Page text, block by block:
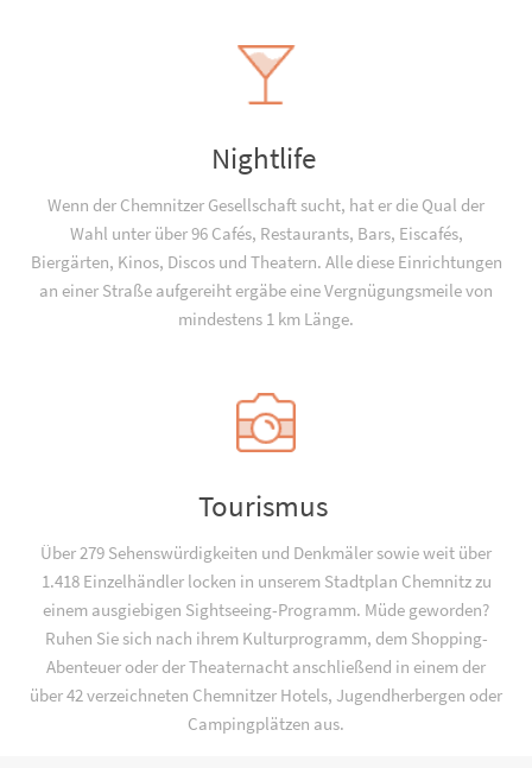
Nightlife
Wenn der Chemnitzer Gesellschaft sucht, hat er die Qual der
Wahl unter über 96 Cafés, Restaurants, Bars, Eiscafés,
Biergärten, Kinos, Discos und Theatern. Alle diese Einrichtungen
an einer Straße aufgereiht ergäbe eine Vergnügungsmeile von
mindestens 1 km Länge.
Tourismus
Über 279 Sehenswürdigkeiten und Denkmäler sowie weit über
1.418 Einzelhändler locken in unserem Stadtplan Chemnitz zu
einem ausgiebigen Sightseeing-Programm. Müde geworden?
Ruhen Sie sich nach ihrem Kulturprogramm, dem Shopping-
Abenteuer oder der Theaternacht anschließend in einem der
über 42 verzeichneten Chemnitzer Hotels, Jugend­­herbergen oder
Campingplätzen aus.